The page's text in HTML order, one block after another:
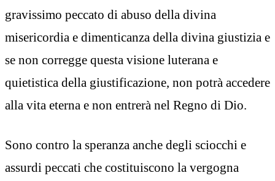
gravissimo peccato di abuso della divina
misericordia e dimenticanza della divina giustizia e
se non corregge questa visione luterana e
quietistica della giustificazione, non potrà accedere
alla vita eterna e non entrerà nel Regno di Dio.
Sono contro la speranza anche degli sciocchi e
assurdi peccati che costituiscono la vergogna